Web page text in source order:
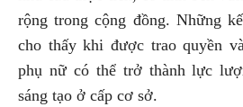
rộng trong cộng đồng. Những
cho thấy khi được trao quyền
phụ nữ có thể trở thành lực
sáng tạo ở cấp cơ sở.